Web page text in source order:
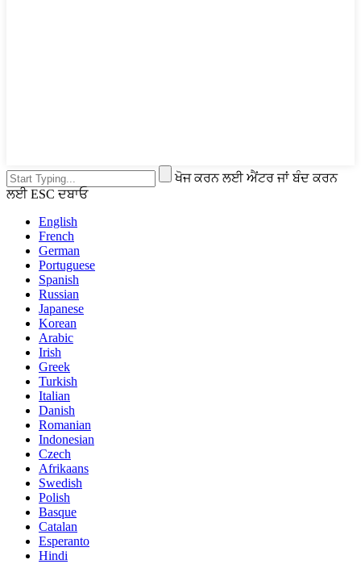
ਖੋਜ ਕਰਨ ਲਈ ਐਂਟਰ ਜਾਂ ਬੰਦ ਕਰਨ
ਲਈ ESC ਦਬਾਓ
English
French
German
Portuguese
Spanish
Russian
Japanese
Korean
Arabic
Irish
Greek
Turkish
Italian
Danish
Romanian
Indonesian
Czech
Afrikaans
Swedish
Polish
Basque
Catalan
Esperanto
Hindi